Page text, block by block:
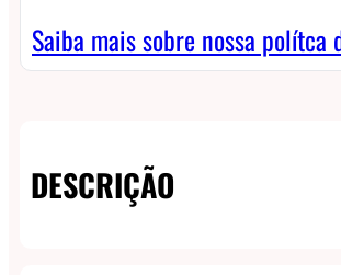
Saiba mais sobre nossa polítca
DESCRIÇÃO